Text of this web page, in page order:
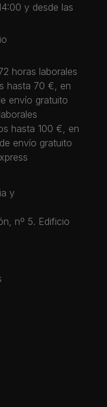
y desde las
horas laborales
hasta 70 €, en
envío gratuito
hasta 100 €, en
envío gratuito
y
nº 5. Edificio